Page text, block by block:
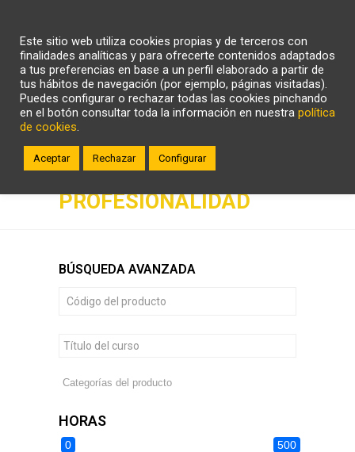
ZONA CLIENTE
PROFESIONALIDAD
BÚSQUEDA AVANZADA
HORAS
0 500
Este sitio web utiliza cookies propias y de terceros con
finalidades analíticas y para ofrecerte contenidos adaptados
a tus preferencias en base a un perfil elaborado a partir de
tus hábitos de navegación (por ejemplo, páginas visitadas).
Puedes configurar o rechazar todas las cookies pinchando
en el botón consultar toda la información en nuestra política
de cookies.
Aceptar Rechazar Configurar